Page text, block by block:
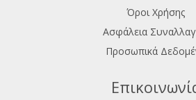
Όροι Χρήσης
Ασφάλεια
Προσωπικά